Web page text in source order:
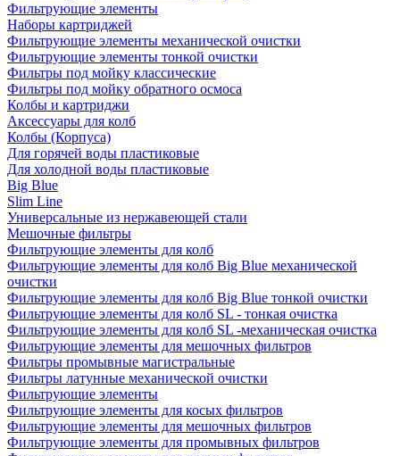
Фильтрующие элементы
Наборы картриджей
Фильтрующие элементы механической очистки
Фильтрующие элементы тонкой очистки
Фильтры под мойку классические
Фильтры под мойку обратного осмоса
Колбы и картриджи
Аксессуары для колб
Колбы (Корпуса)
Для горячей воды пластиковые
Для холодной воды пластиковые
Big Blue
Slim Line
Универсальные из нержавеющей стали
Мешочные фильтры
Фильтрующие элементы для колб
Фильтрующие элементы для колб Big Blue механической
очистки
Фильтрующие элементы для колб Big Blue тонкой очистки
Фильтрующие элементы для колб SL - тонкая очистка
Фильтрующие элементы для колб SL -механическая очистка
Фильтрующие элементы для мешочных фильтров
Фильтры промывные магистральные
Фильтры латунные механической очистки
Фильтрующие элементы
Фильтрующие элементы для косых фильтров
Фильтрующие элементы для мешочных фильтров
Фильтрующие элементы для промывных фильтров